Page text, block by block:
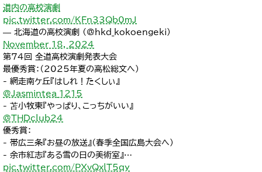
道内の高校演劇
pic.twitter.com/KFn33Qb0mJ
— 北海道の高校演劇 (@hkd_kokoengeki)
November 18, 2024
第74回 全道高校演劇発表大会
最優秀賞：（2025年夏の高松総文へ）
- 網走南ケ丘『はしれ！たくしぃ』
@Jasmintea_1215
- 苫小牧東『やっぱり、こっちがいい』
@THDclub24
優秀賞：
- 帯広三条『お昼の放送』（春季全国広島大会へ）
- 余市紅志『ある雪の日の美術室』…
pic.twitter.com/PXvQxlT5qy